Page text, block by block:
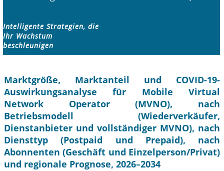
Intelligente Strategien, die
Ihr Wachstum
beschleunigen
Marktgröße, Marktanteil und COVID-19-
Auswirkungsanalyse für Mobile Virtual
Network Operator (MVNO), nach
Betriebsmodell (Wiederverkäufer,
Dienstanbieter und vollständiger MVNO), nach
Diensttyp (Postpaid und Prepaid), nach
Abonnenten (Geschäft und Einzelperson/Privat)
und regionale Prognose, 2026–2034